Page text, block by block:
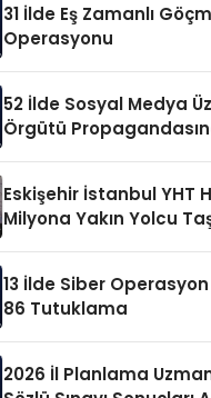
31 İlde Eş Zamanlı
Operasyonu
52 İlde Sosyal Medya
Örgütü
Eskişehir İstanbul YHT
Milyona Yakın Yolcu
13 İlde Siber Operasyon
86 Tutuklama
2026 İl Planlama